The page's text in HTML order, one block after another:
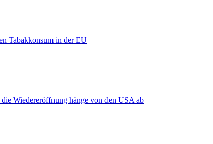
Tabakkonsum in der EU
Wiedereröffnung hänge von den USA ab